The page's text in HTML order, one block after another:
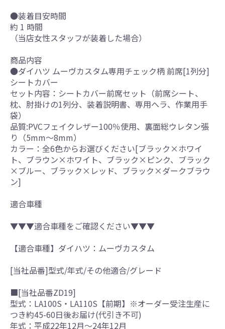
●装着目安時間
約 1 時間
（当店女性スタッフが装着した場合）
商品内容
●ダイハツ ムーヴカスタム専用チェック柄 前席[1列分]
シートカバー
セット内容：シートカバー前席セット（前席シート、
枕、肘掛けの1列分、装着説明書、専用ヘラ、作業用手
袋）
品質:PVCフェイクレザー100％使用、裏面総ウレタン張
り（5mm～8mm）
カラー：全6色からお選びください[ブラック×ホワイ
ト、ブラウン×ホワイト、ブラック×ピンク、ブラック
×ブルー、ブラック×レッド、ブラック×ダークブラウ
ン]
適合車種
▼▼▼適合車種をご確認ください▼▼▼
【適合車種】ダイハツ：ムーヴカスタム
[当社品番]型式/年式/その他適合/グレード
■[当社品番ZD19]
型式：LA100S・LA110S【前期】※オーダー受注生産に
つき約45-60日後お届け(代引き不可)
年式：平成22年12月～24年12月